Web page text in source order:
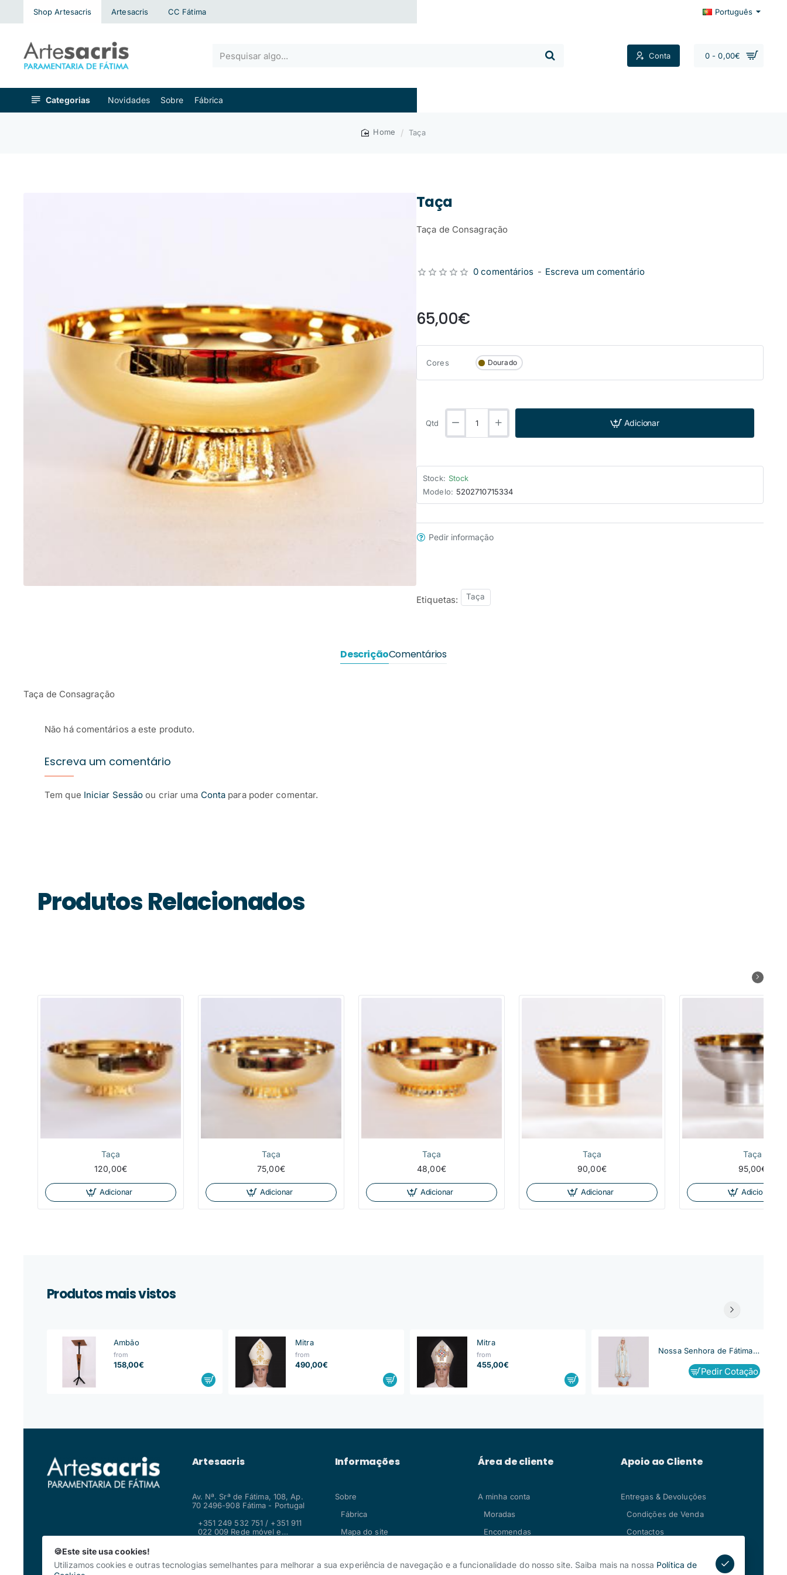
🍪Este site usa cookies!
Utilizamos cookies e outras tecnologias semelhantes para melhorar a sua experiência de navegação e a funcionalidade do nosso site. Saiba mais na nossa Política de
Shop Artesacris Artesacris CC Fátima Português
Pesquisar
Conta 0 - 0,00€
Categorias Novidades Sobre Fábrica
Taça
Taça
Taça de Consagração
Stock: Stock
Modelo: 5202710715334
0 comentários - Escreva um comentário
65,00€
Cores Dourado
Qtd Adicionar
Pedir informação
Etiquetas: Taça
DescriçãoComentários
Taça de Consagração
Não há comentários a este produto.
Escreva um comentário
Tem que Iniciar Sessãoou criar uma Conta para poder comentar.
Produtos Relacionados
Taça
120,00€
Adicionar
Taça
75,00€
Adicionar
Taça
48,00€
Adicionar
Taça
90,00€
Adicionar
Taça
95,00€
Adicionar
Produtos mais vistos
Ambão
from
158,00€
Mitra
from
490,00€
Mitra
from
455,00€
Nossa Senhora de Fátima, Capelinha
Pedir Cotação
Artesacris
Av. Nª. Srª de Fátima, 108, Ap.
70 2496-908 Fátima - Portugal
+351 249 532 751 / +351 911
022 009 Rede móvel e
Informações
Sobre
Fábrica
Mapa do site
Área de cliente
A minha conta
Moradas
Encomendas
Apoio ao Cliente
Entregas & Devoluções
Condições de Venda
Contactos